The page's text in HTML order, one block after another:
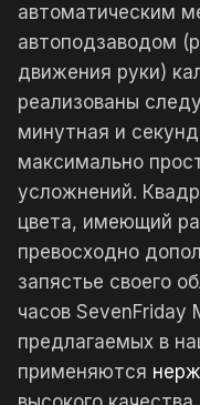
автоматическим
автоподзаводом
движения руки)
реализованы
минутная и
максимально
усложнений.
цвета, имеющий
превосходно
запястье своего
часов SevenFriday
предлагаемых в
применяются